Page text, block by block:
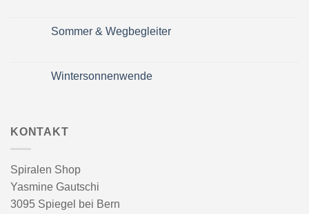
Zeit
für
Sommer & Wegbegleiter
Sommer
&
Wintersonnenwende
KONTAKT
Spiralen Shop
Yasmine Gautschi
3095 Spiegel bei Bern